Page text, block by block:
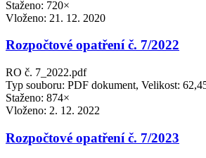
Staženo: 720×
Vloženo: 21. 12. 2020
Rozpočtové opatření č. 7/2022
RO č. 7_2022.pdf
Typ souboru: PDF dokument, Velikost:
Staženo: 874×
Vloženo: 2. 12. 2022
Rozpočtové opatření č. 7/2023